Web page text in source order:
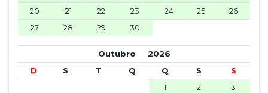
20
21 22 23 24 25
26
27
28 29 30
Outubro 2026
D
S T Q Q S
S
1
2
3